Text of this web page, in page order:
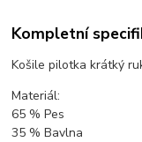
Kompletní
Košile pilotka krátký
Materiál:
65 % Pes
35 % Bavlna